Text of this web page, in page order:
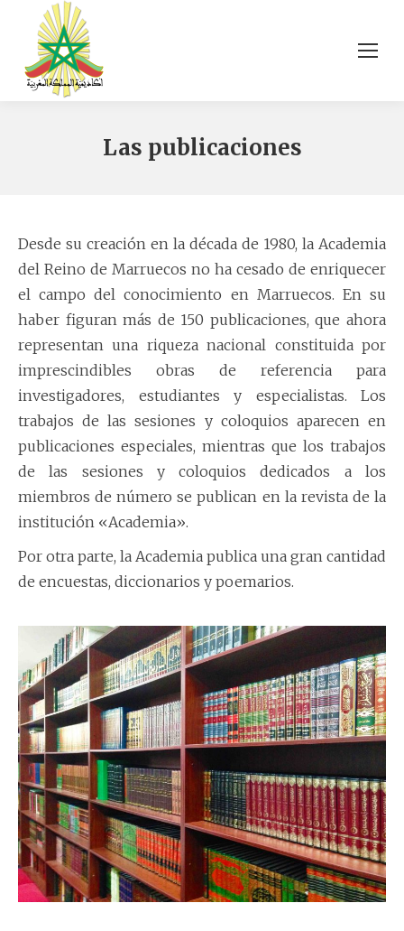
Las publicaciones
Desde su creación en la década de 1980, la Academia
del Reino de Marruecos no ha cesado de enriquecer
el campo del conocimiento en Marruecos. En su
haber figuran más de 150 publicaciones, que ahora
representan una riqueza nacional constituida por
imprescindibles obras de referencia para
investigadores, estudiantes y especialistas. Los
trabajos de las sesiones y coloquios aparecen en
publicaciones especiales, mientras que los trabajos
de las sesiones y coloquios dedicados a los
miembros de número se publican en la revista de la
institución «Academia».
Por otra parte, la Academia publica una gran cantidad
de encuestas, diccionarios y poemarios.